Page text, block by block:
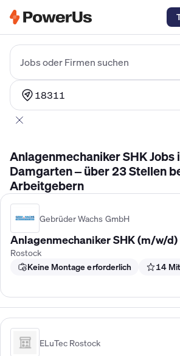
Jobs oder Firmen suchen
18311
Anlagenmechaniker SHK Jobs
Damgarten – über 23 Stellen
Arbeitgebern
Gebrüder Wachs GmbH
Anlagenmechaniker SHK (m/w/d)
Rostock
Keine Montage erforderlich
14
ELuTec Rostock